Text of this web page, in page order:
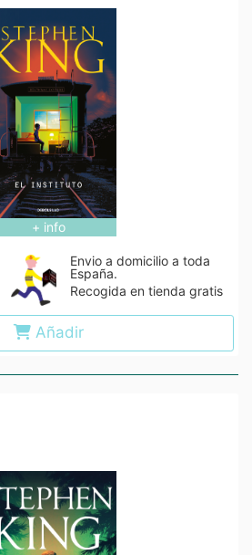
+ info
Envio a domicilio a toda
España.
Recogida en tienda gratis
Añadir